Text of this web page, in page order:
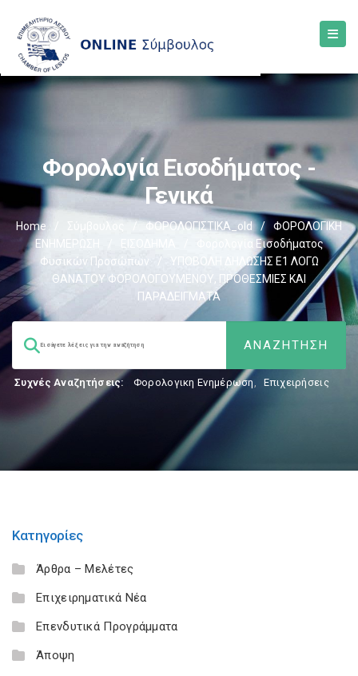
Φορολογία Εισοδήματος -
Γενικά
Home Σύμβουλος / ΦΟΡΟΛΟΓΙΣΤΙΚΑ_old /
ΦΟΡΟΛΟΓΙΚΗ
ΕΝΗΜΕΡΩΣΗ
ΕΙΣΟΔΗΜΑ
Φορολογία Εισοδήματος
Φυσικών Προσώπων
/
ΥΠΟΒΟΛΗ ΔΗΛΩΣΗΣ Ε1 ΛΟΓΩ
ΘΑΝΑΤΟΥ ΦΟΡΟΛΟΓΟΥΜΕΝΟΥ, ΠΡΟΘΕΣΜΙΕΣ ΚΑΙ
ΠΑΡΑΔΕΙΓΜΑΤΑ
Συχνές Αναζητήσεις: Φορολογικη Ενημέρωση, Επιχειρήσεις
Κατηγορίες
Άρθρα – Μελέτες
Επιχειρηματικά Νέα
Επενδυτικά Προγράμματα
Άποψη